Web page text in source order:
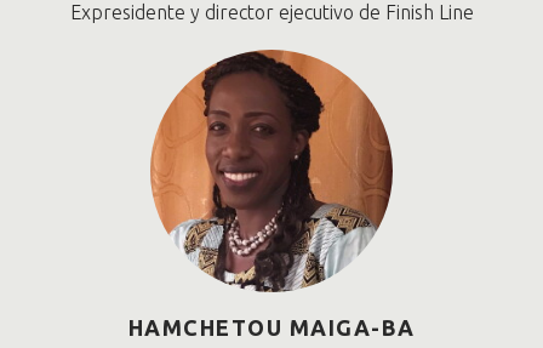
Expresidente y director ejecutivo de Finish Line
HAMCHETOU MAIGA-BA